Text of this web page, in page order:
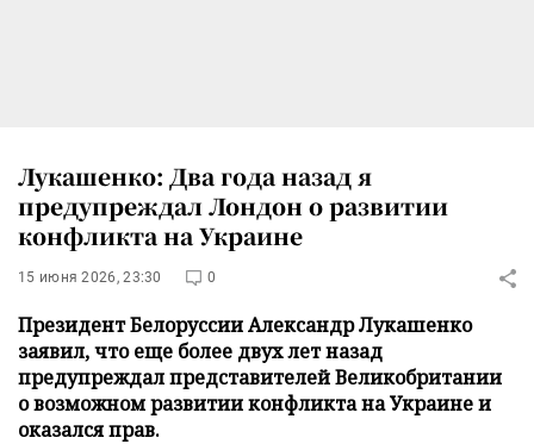
Лукашенко: Два года назад я
предупреждал Лондон о развитии
конфликта на Украине
15 июня 2026, 23:30 0
Президент Белоруссии Александр Лукашенко
заявил, что еще более двух лет назад
предупреждал представителей Великобритании
о возможном развитии конфликта на Украине и
оказался прав.